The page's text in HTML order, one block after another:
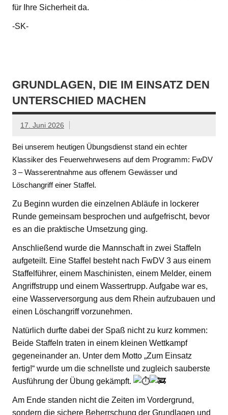
für Ihre Sicherheit da.
-SK-
GRUNDLAGEN, DIE IM EINSATZ DEN
UNTERSCHIED MACHEN
17. Juni 2026
Bei unserem heutigen Übungsdienst stand ein echter
Klassiker des Feuerwehrwesens auf dem Programm: FwDV
3 – Wasserentnahme aus offenem Gewässer und
Löschangriff einer Staffel.
Zu Beginn wurden die einzelnen Abläufe in lockerer
Runde gemeinsam besprochen und aufgefrischt, bevor
es an die praktische Umsetzung ging.
Anschließend wurde die Mannschaft in zwei Staffeln
aufgeteilt. Eine Staffel besteht nach FwDV 3 aus einem
Staffelführer, einem Maschinisten, einem Melder, einem
Angriffstrupp und einem Wassertrupp. Aufgabe war es,
eine Wasserversorgung aus dem Rhein aufzubauen und
einen Löschangriff vorzunehmen.
Natürlich durfte dabei der Spaß nicht zu kurz kommen:
Beide Staffeln traten in einem kleinen Wettkampf
gegeneinander an. Unter dem Motto „Zum Einsatz
fertig!“ wurde um die schnellste und zugleich sauberste
Ausführung der Übung gekämpft.
Am Ende standen nicht die Zeiten im Vordergrund,
sondern die sichere Beherrschung der Grundlagen und